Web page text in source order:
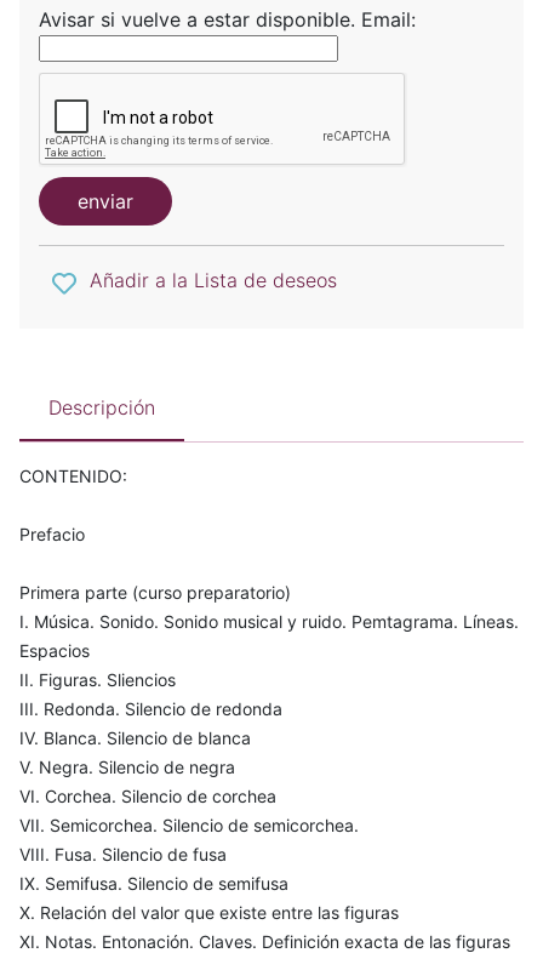
Avisar si vuelve a estar disponible. Email:
enviar
Añadir a la Lista de deseos
Descripción
CONTENIDO:
Prefacio
Primera parte (curso preparatorio)
I. Música. Sonido. Sonido musical y ruido. Pemtagrama. Líneas.
Espacios
II. Figuras. Sliencios
III. Redonda. Silencio de redonda
IV. Blanca. Silencio de blanca
V. Negra. Silencio de negra
VI. Corchea. Silencio de corchea
VII. Semicorchea. Silencio de semicorchea.
VIII. Fusa. Silencio de fusa
IX. Semifusa. Silencio de semifusa
X. Relación del valor que existe entre las figuras
XI. Notas. Entonación. Claves. Definición exacta de las figuras